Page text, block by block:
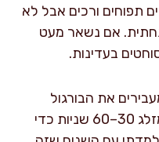
תפוחים ורכים אבל לא
אם נשאר מעט
בעדינות.
את הבורגול
לקערה רחבה ומפוררים עם מזלג 30–60 שניות כדי